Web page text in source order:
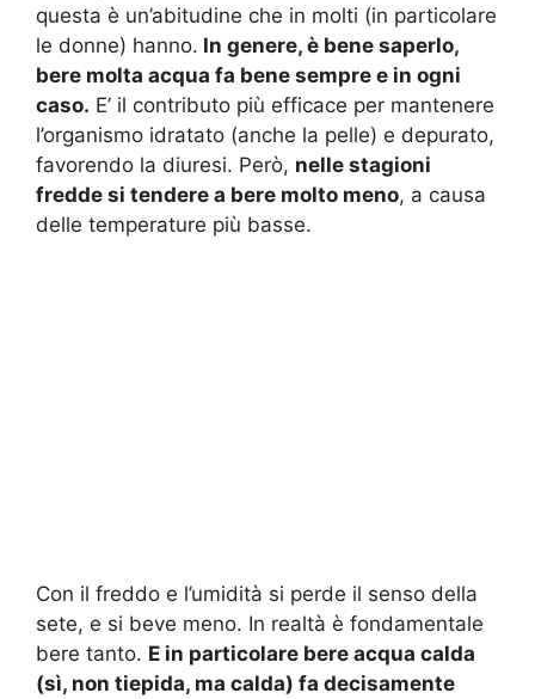
questa è un’abitudine che in molti (in particolare
le donne) hanno. In genere, è bene saperlo,
bere molta acqua fa bene sempre e in ogni
caso. E’ il contributo più efficace per mantenere
l’organismo idratato (anche la pelle) e depurato,
favorendo la diuresi. Però, nelle stagioni
fredde si tendere a bere molto meno, a causa
delle temperature più basse.
Con il freddo e l’umidità si perde il senso della
sete, e si beve meno. In realtà è fondamentale
bere tanto. E in particolare bere acqua calda
(sì, non tiepida, ma calda) fa decisamente